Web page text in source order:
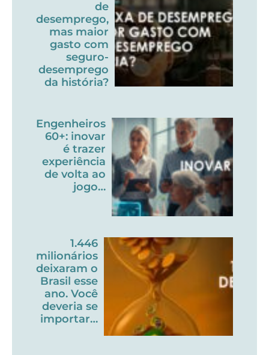
de
desemprego,
mas maior
gasto com
seguro-
desemprego
da história?
Engenheiros
60+: inovar
é trazer
experiência
de volta ao
jogo…
1.446
milionários
deixaram o
Brasil esse
ano. Você
deveria se
importar…